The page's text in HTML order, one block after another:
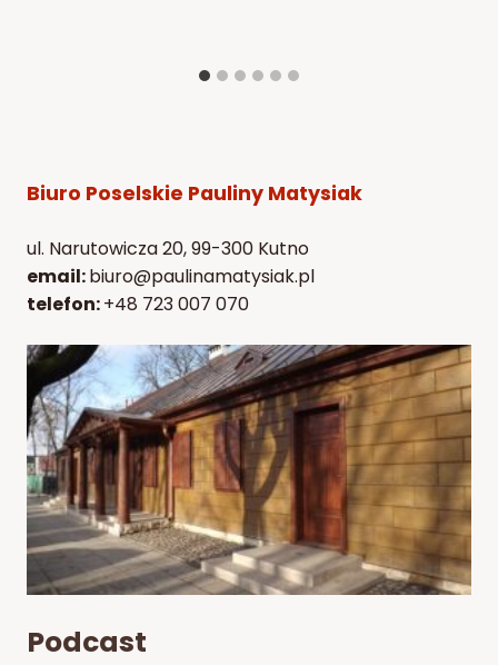
Biuro Poselskie Pauliny Matysiak
ul. Narutowicza 20, 99-300 Kutno
email:biuro@paulinamatysiak.pl
telefon:+48 723 007 070
Podcast